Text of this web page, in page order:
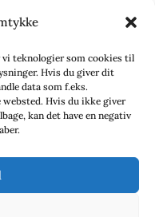
vi teknologier som cookies til
Hvis du giver dit
data som f.eks.
Hvis du ikke giver
kan det have en negativ
(Ö.)
(ÖC)
(VdÜ)